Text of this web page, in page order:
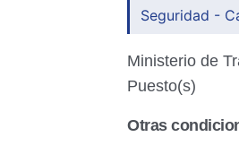
Seguridad -
Ministerio de
Puesto(s)
Otras